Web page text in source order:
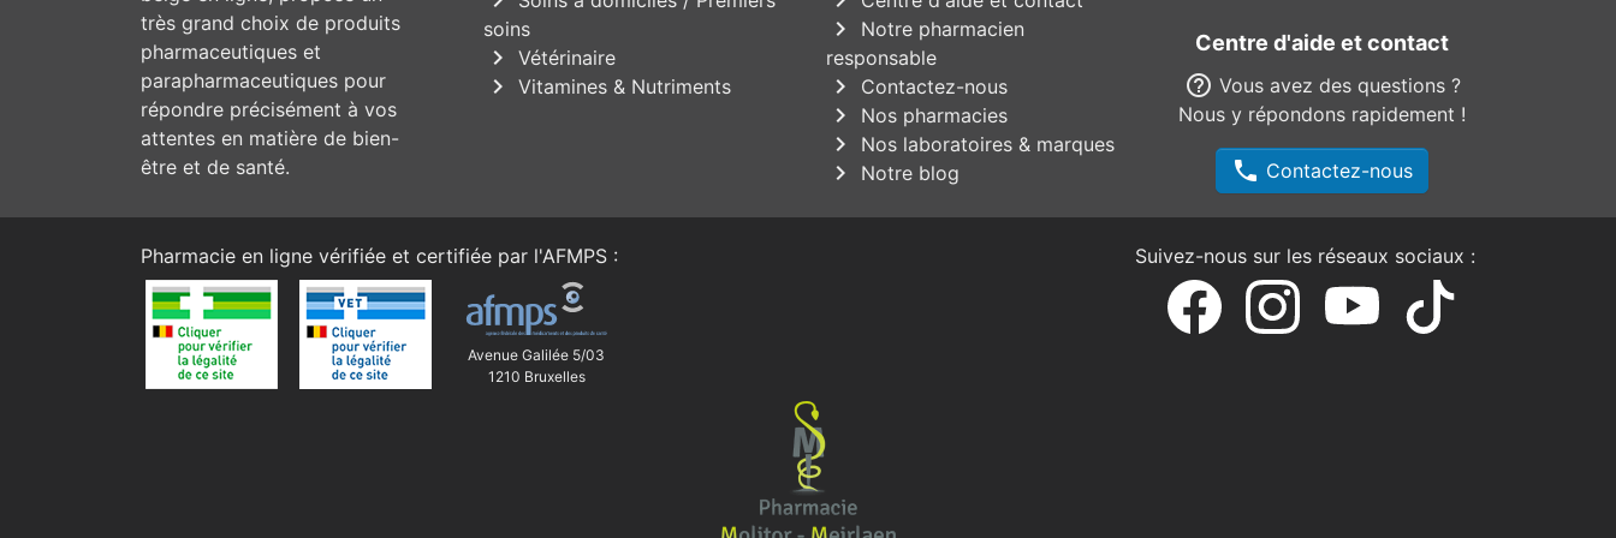
très grand choix de produits
pharmaceutiques et
parapharmaceutiques pour
répondre précisément à vos
attentes en matière de bien-
être et de santé.
soins
chevron_right Vétérinaire
chevron_right Vitamines & Nutriments
chevron_right
Notre pharmacien
responsable
chevron_right Contactez-nous
chevron_right Nos pharmacies
chevron_right Nos laboratoires & marques
chevron_right Notre blog
Centre d'aide et contact
help_outline Vous avez des questions ?
Nous y répondons rapidement !
phone Contactez-nous
Pharmacie en ligne vérifiée et certifiée par l'AFMPS :
Avenue Galilée 5/03
1210 Bruxelles
Suivez-nous sur les réseaux sociaux :